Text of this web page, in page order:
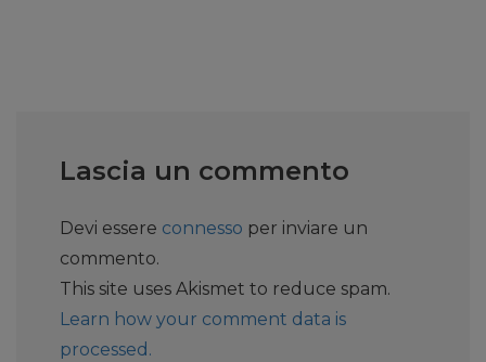
Lascia un commento
Devi essere connesso per inviare un
commento.
This site uses Akismet to reduce spam.
Learn how your comment data is
processed.